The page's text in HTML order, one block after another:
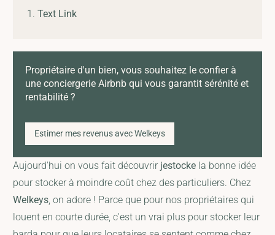
Text Link
Propriétaire d'un bien, vous souhaitez le confier à
une conciergerie Airbnb qui vous garantit sérénité et
rentabilité ?
Estimer mes revenus avec Welkeys
Aujourd'hui on vous fait découvrir jestocke la bonne idée
pour stocker à moindre coût chez des particuliers. Chez
Welkeys, on adore ! Parce que pour nos propriétaires qui
louent en courte durée, c'est un vrai plus pour stocker leur